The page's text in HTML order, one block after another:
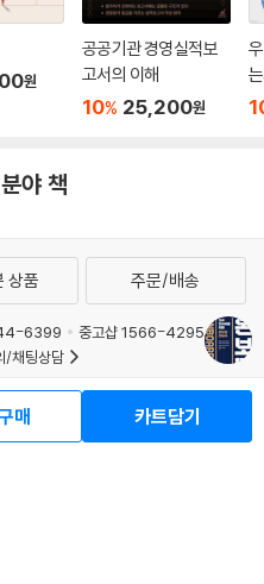
원
공공기관 경영실적보
고서의 이해
10% 25,200원
야 책
매 카트담기
상품 주문/배송
6399
중고샵 1566-4295
채팅상담
업자 정보
방침
청소년보호정책